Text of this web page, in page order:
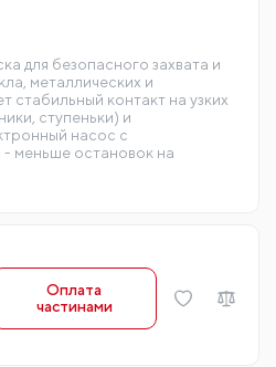
для безопасного захвата и
металлических и
стабильный контакт на узких
ступеньки) и
насос с
- меньше остановок на
Оплата
частинами